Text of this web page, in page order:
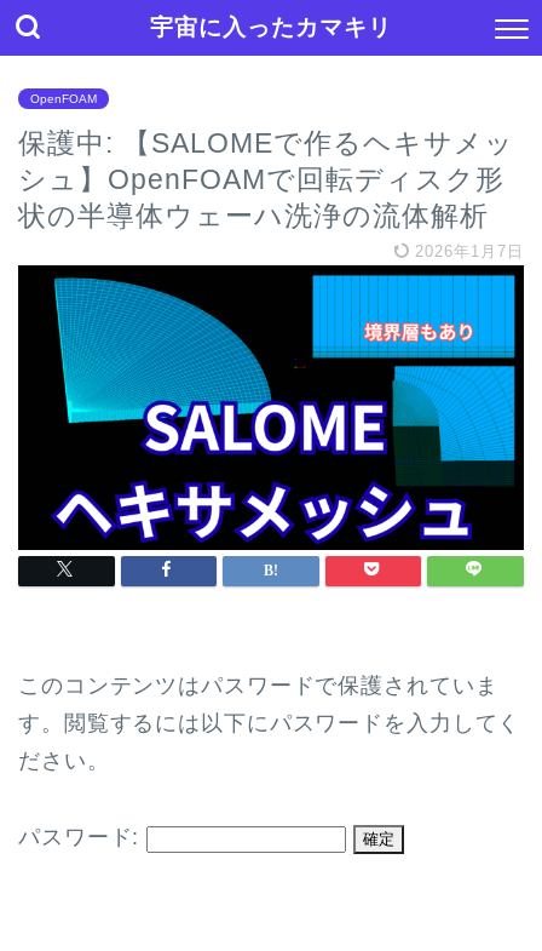
宇宙に入ったカマキリ
OpenFOAM
保護中: 【SALOMEで作るヘキサメッ
シュ】OpenFOAMで回転ディスク形
状の半導体ウェーハ洗浄の流体解析
2026年1月7日
このコンテンツはパスワードで保護されていま
す。閲覧するには以下にパスワードを入力してく
ださい。
パスワード: